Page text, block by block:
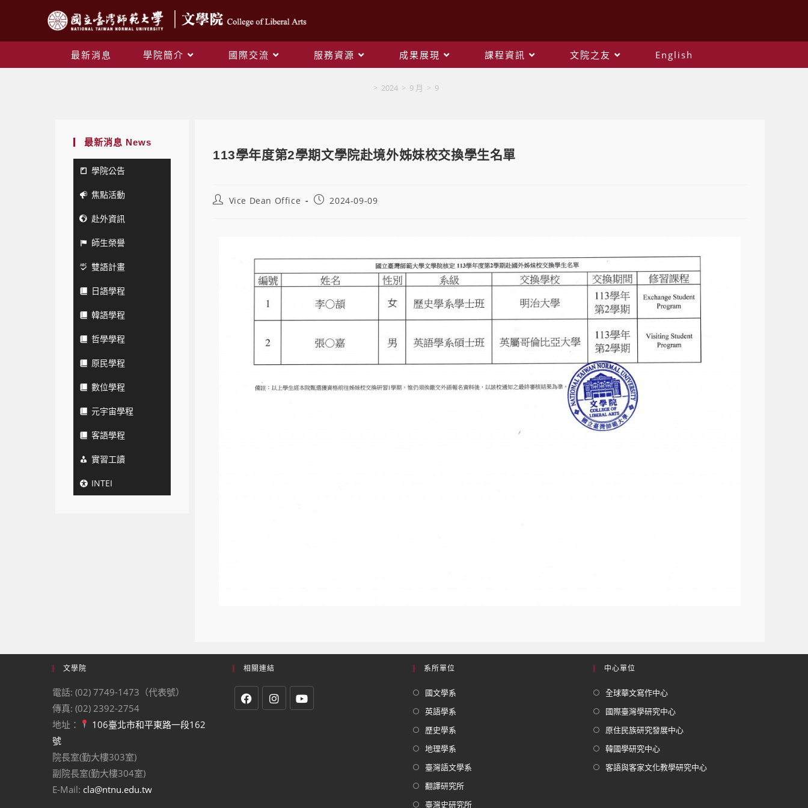
最新消息 學院簡介 國際交流 服務資源 成果展現 課程資訊 文院之友 English
> 2024 > 9 月 > 9
最新消息 News
學院公告
焦點活動
赴外資訊
師生榮譽
雙語計畫
日語學程
韓語學程
哲學學程
原民學程
數位學程
元宇宙學程
客語學程
實習工讀
INTEI
113學年度第2學期文學院赴境外姊妹校交換學生名單
Vice Dean Office 2024-09-09
文學院
電話: (02) 7749-1473（代表號）
傳真: (02) 2392-2754
地址：
106臺北市和平東路一段162
號
院長室(勤大樓303室)
副院長室(勤大樓304室)
E-Mail: cla@ntnu.edu.tw
相關連結 系所單位
國文學系
英語學系
歷史學系
地理學系
臺灣語文學系
翻譯研究所
臺灣史研究所
中心單位
全球華文寫作中心
國際臺灣學研究中心
原住民族研究發展中心
韓國學研究中心
客語與客家文化教學研究中心